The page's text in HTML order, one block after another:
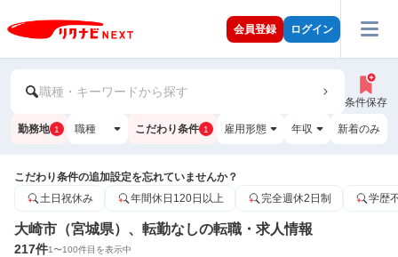
会員登録 ログイン
職種・キーワードから探す
条件保存
勤務地 1 職種 こだわり条件 1 雇用形態 年収 新着のみ
こだわり条件の追加設定を忘れていませんか？
土日祝休み
年間休日120日以上 完全週休2日制 学歴
大崎市（宮城県）、転勤なしの転職・求人情報
217件1〜100件目を表示中